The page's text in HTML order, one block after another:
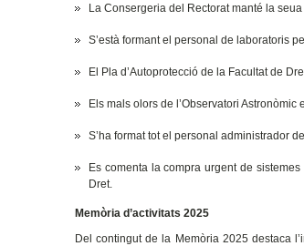
La Consergeria del Rectorat manté la
S’està formant el personal de laboratoris
El Pla d’Autoprotecció de la Facultat de
Els mals olors de l’Observatori
S’ha format tot el personal administrador
Es comenta la compra urgent de
Dret.
Memòria d’activitats 2025
Del contingut de la Memòria 2025 destaca